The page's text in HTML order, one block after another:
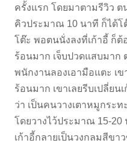
ครั้งแรก โดยมาตามรีวิว
คิวประมาณ 10 นาที ก็ได้
โต๊ะ พอตนนั่งลงที่เก้าอี้ ก็
ร้อนมาก เจ็บปวดแสบมาก
พนักงานลองเอามือแตะ เ
ร้อนมาก เขาเลยรีบเปลี่ย
ว่า เป็นคนวางเตาหมูกระท
โดยวางไว้ประมาณ 15-20
เก้าอี้กลายเป็นวงกลมสีขา